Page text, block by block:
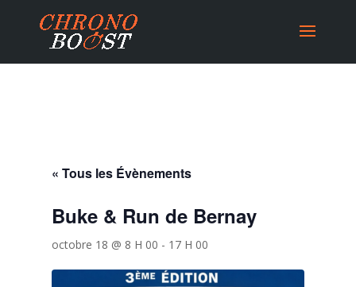
« Tous les Évènements
Buke & Run de Bernay
octobre 18 @ 8 H 00 - 17 H 00